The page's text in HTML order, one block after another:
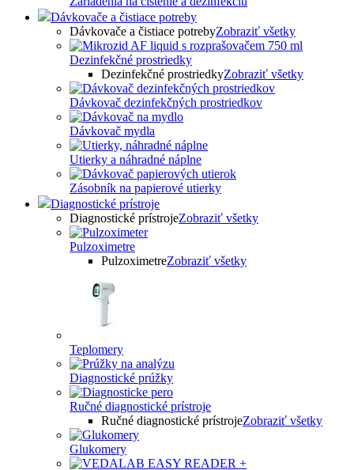
Dávkovače a čistiace potreby
Dávkovače a čistiace potrebyZobraziť všetky
Dezinfekčné prostriedky
Dezinfekčné prostriedkyZobraziť všetky
Dávkovač dezinfekčných prostriedkov
Dávkovač mydla
Utierky a náhradné náplne
Zásobník na papierové utierky
Diagnostické prístroje
Diagnostické prístrojeZobraziť všetky
Pulzoximetre
PulzoximetreZobraziť všetky
Teplomery
Diagnostické prúžky
Ručné diagnostické prístroje
Ručné diagnostické prístrojeZobraziť všetky
Glukomery